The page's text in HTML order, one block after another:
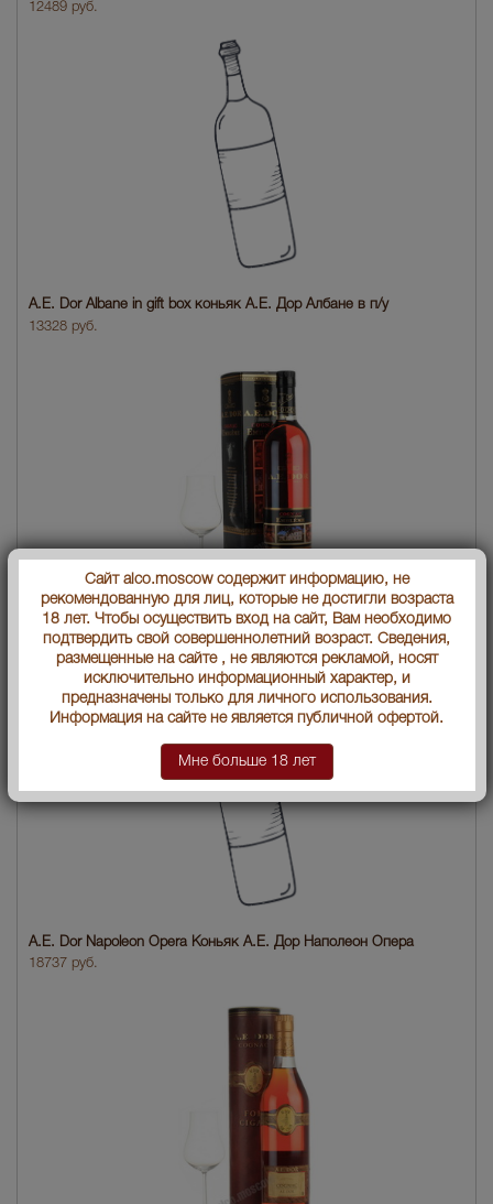
12489 руб.
A.E. Dor Albane in gift box коньяк А.Е. Дор Албане в п/у
13328 руб.
A.E. Dor Embleme коньяк А.Е. Дор Эмблема
14658 руб.
A.E. Dor Napoleon Opera Коньяк А.Е. Дор Наполеон Опера
18737 руб.
Сайт alco.moscow содержит информацию, не
рекомендованную для лиц, которые не достигли возраста
18 лет. Чтобы осуществить вход на сайт, Вам необходимо
подтвердить свой совершеннолетний возраст. Сведения,
размещенные на сайте , не являются рекламой, носят
исключительно информационный характер, и
предназначены только для личного использования.
Информация на сайте не является публичной офертой.
Мне больше 18 лет